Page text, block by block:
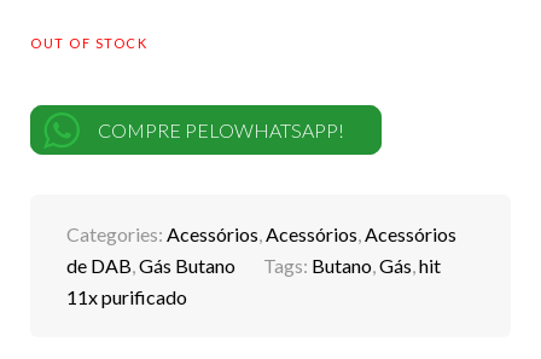
OUT OF STOCK
COMPRE PELOWHATSAPP!
Categories: Acessórios,Acessórios,Acessórios
de DAB,Gás Butano Tags: Butano,Gás,hit
11x purificado